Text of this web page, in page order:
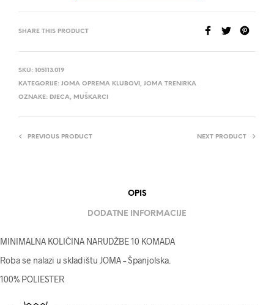
SHARE THIS PRODUCT
SKU: 105113.019
KATEGORIJE: JOMA OPREMA KLUBOVI , JOMA TRENIRKA
OZNAKE: DJECA, MUŠKARCI
PREVIOUS PRODUCT NEXT PRODUCT
OPIS
DODATNE INFORMACIJE
MINIMALNA KOLIČINA NARUDŽBE 10 KOMADA
Roba se nalazi u skladištu JOMA – Španjolska.
100% POLIESTER